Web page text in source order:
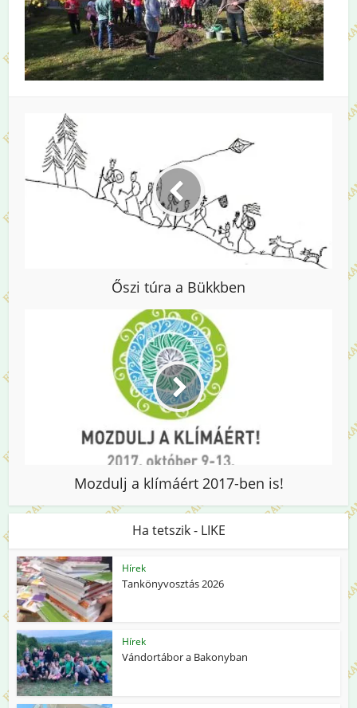
Őszi túra a Bükkben
Mozdulj a klímáért 2017-ben is!
Ha tetszik - LIKE
Hírek
Tankönyvosztás 2026
Hírek
Vándortábor a Bakonyban